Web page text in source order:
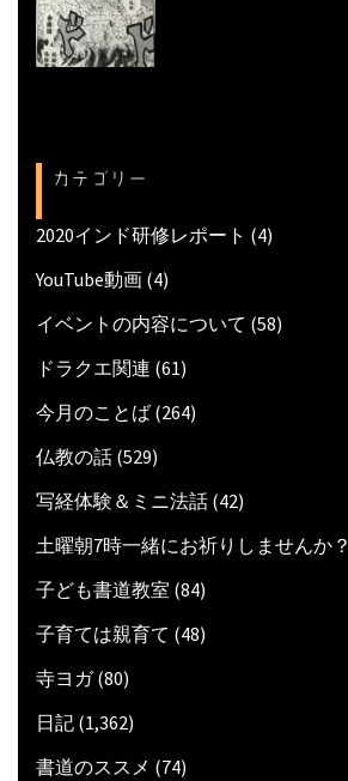
カテゴリー
2020インド研修レポート (4)
YouTube動画 (4)
イベントの内容について (58)
ドラクエ関連 (61)
今月のことば (264)
仏教の話 (529)
写経体験＆ミニ法話 (42)
土曜朝7時一緒にお祈りしませんか？
子ども書道教室 (84)
子育ては親育て (48)
寺ヨガ(80)
日記 (1,362)
書道のススメ (74)